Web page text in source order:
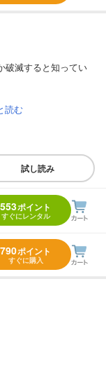
破滅すると知ってい
読む
試し読み
553ポイント
すぐにレンタル
790ポイント
すぐに購入